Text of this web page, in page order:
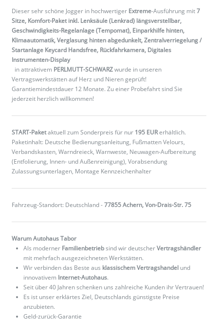
Dieser sehr schöne Jogger in hochwertiger Extreme-Ausführung mit7
Sitze, Komfort-Paket inkl. Lenksäule (Lenkrad) längsverstellbar,
Geschwindigkeits-Regelanlage (Tempomat), Einparkhilfe hinten,
Klimaautomatik, Verglasung hinten abgedunkelt, Zentralverriegelung /
Startanlage Keycard Handsfree, Rückfahrkamera, Digitales
Instrumenten-Display
in attraktivem PERLMUTT-SCHWARZwurde in unseren
Vertragswerkstätten auf Herz und Nieren geprüft!
Garantiemindestdauer 12 Monate. Zu einer Probefahrt sind Sie
jederzeit herzlich willkommen!
START-Paketaktuell zum Sonderpreis für nur 195 EURerhältlich.
Paketinhalt: Deutsche Bedienungsanleitung, Fußmatten Velours,
Verbandskasten, Warndreieck, Warnweste, Neuwagen-Aufbereitung
(Entfolierung, Innen- und Außenreinigung), Vorabsendung
Zulassungsunterlagen, Montage Kennzeichenhalter
Fahrzeug-Standort: Deutschland -77855 Achern, Von-Drais-Str. 75
Warum Autohaus Tabor
Als moderner Familienbetriebsind wir deutscherVertragshändler
mit mehrfach ausgezeichneten Werkstätten.
Wir verbinden das Beste aus klassischem Vertragshandel und
innovativem Internet-Autohaus.
Seit über 40 Jahren schenken uns zahlreiche Kunden ihr Vertrauen!
Es ist unser erklärtes Ziel, Deutschlands günstigste Preise
anzubieten.
Geld-zurück-Garantie